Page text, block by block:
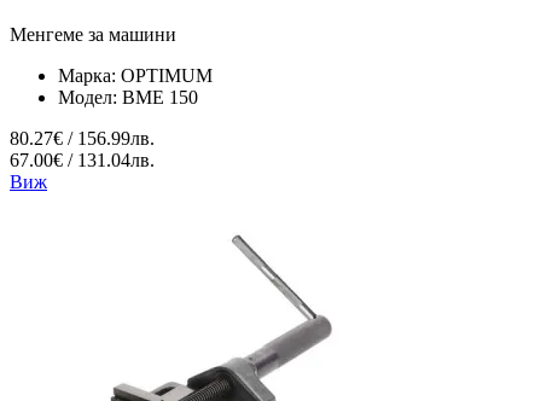
Менгеме за машини
Марка: OPTIMUM
Модел: BME 150
80.27€ / 156.99лв.
67.00€ / 131.04лв.
Виж